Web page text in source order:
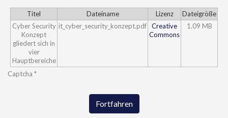
Titel Dateiname Lizenz
Dateigröße
Cyber Security
Konzept
gliedert sich in
vier
Hauptbereiche
it_cyber_security_konzept.pdf
Creative
Commons
1.09 MB
Captcha *
Fortfahren